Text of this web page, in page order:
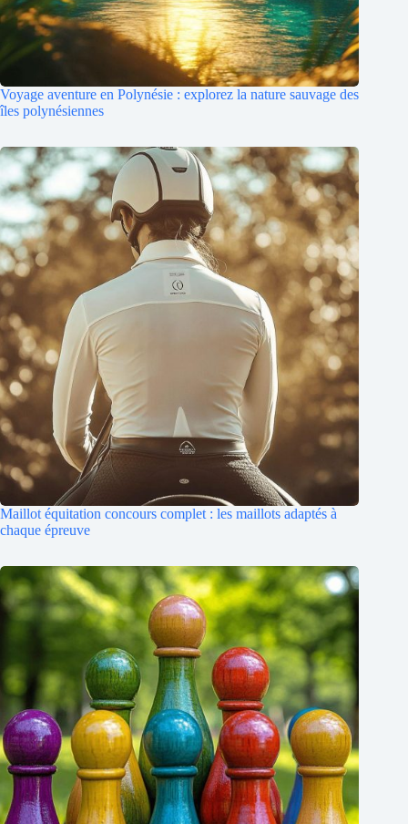
Voyage aventure en Polynésie : explorez la nature sauvage des
îles polynésiennes
Maillot équitation concours complet : les maillots adaptés à
chaque épreuve